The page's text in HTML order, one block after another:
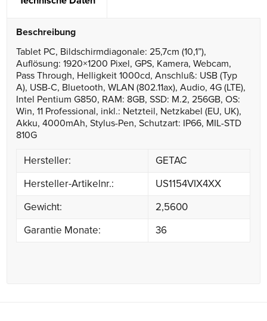
Beschreibung
Tablet PC, Bildschirmdiagonale: 25,7cm (10,1”),
Auflösung: 1920×1200 Pixel, GPS, Kamera, Webcam,
Pass Through, Helligkeit 1000cd, Anschluß: USB (Typ
A), USB-C, Bluetooth, WLAN (802.11ax), Audio, 4G (LTE),
Intel Pentium G850, RAM: 8GB, SSD: M.2, 256GB, OS:
Win, 11 Professional, inkl.: Netzteil, Netzkabel (EU, UK),
Akku, 4000mAh, Stylus-Pen, Schutzart: IP66, MIL-STD
810G
Hersteller:
GETAC
Hersteller-Artikelnr.:
US1154VIX4XX
Gewicht:
2,5600
Garantie Monate:
36